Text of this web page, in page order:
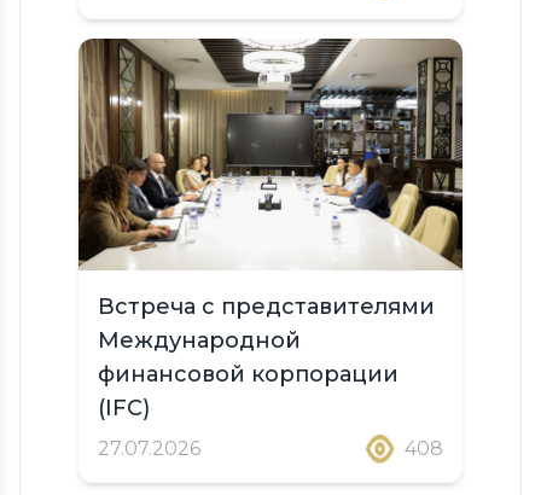
Встреча с представителями
Международной
финансовой корпорации
(IFC)
27.07.2026 408